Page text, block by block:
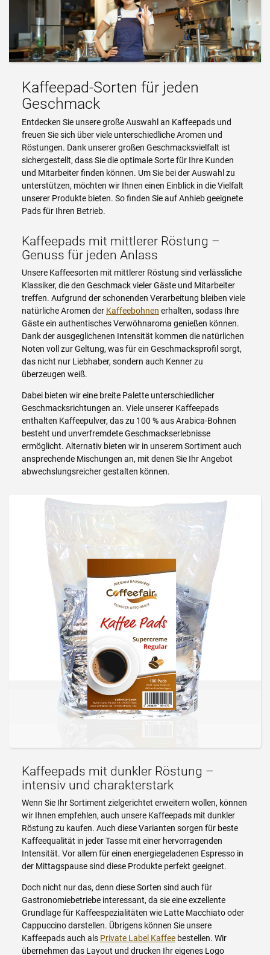
Kaffeepad-Sorten für jeden
Geschmack
Entdecken Sie unsere große Auswahl an Kaffeepads und
freuen Sie sich über viele unterschiedliche Aromen und
Röstungen. Dank unserer großen Geschmacksvielfalt ist
sichergestellt, dass Sie die optimale Sorte für Ihre Kunden
und Mitarbeiter finden können. Um Sie bei der Auswahl zu
unterstützen, möchten wir Ihnen einen Einblick in die Vielfalt
unserer Produkte bieten. So finden Sie auf Anhieb geeignete
Pads für Ihren Betrieb.
Kaffeepads mit mittlerer Röstung –
Genuss für jeden Anlass
Unsere Kaffeesorten mit mittlerer Röstung sind verlässliche
Klassiker, die den Geschmack vieler Gäste und Mitarbeiter
treffen. Aufgrund der schonenden Verarbeitung bleiben viele
natürliche Aromen der Kaffeebohnen erhalten, sodass Ihre
Gäste ein authentisches Verwöhnaroma genießen können.
Dank der ausgeglichenen Intensität kommen die natürlichen
Noten voll zur Geltung, was für ein Geschmacksprofil sorgt,
das nicht nur Liebhaber, sondern auch Kenner zu
überzeugen weiß.
Dabei bieten wir eine breite Palette unterschiedlicher
Geschmacksrichtungen an. Viele unserer Kaffeepads
enthalten Kaffeepulver, das zu 100 % aus Arabica-Bohnen
besteht und unverfremdete Geschmackserlebnisse
ermöglicht. Alternativ bieten wir in unserem Sortiment auch
ansprechende Mischungen an, mit denen Sie Ihr Angebot
abwechslungsreicher gestalten können.
Kaffeepads mit dunkler Röstung –
intensiv und charakterstark
Wenn Sie Ihr Sortiment zielgerichtet erweitern wollen, können
wir Ihnen empfehlen, auch unsere Kaffeepads mit dunkler
Röstung zu kaufen. Auch diese Varianten sorgen für beste
Kaffeequalität in jeder Tasse mit einer hervorragenden
Intensität. Vor allem für einen energiegeladenen Espresso in
der Mittagspause sind diese Produkte perfekt geeignet.
Doch nicht nur das, denn diese Sorten sind auch für
Gastronomiebetriebe interessant, da sie eine exzellente
Grundlage für Kaffeespezialitäten wie Latte Macchiato oder
Cappuccino darstellen. Übrigens können Sie unsere
Kaffeepads auch als Private Label Kaffee bestellen. Wir
übernehmen das Layout und drucken Ihr eigenes Logo